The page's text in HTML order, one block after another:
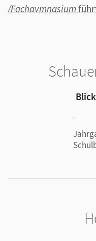
/Fachgymnasium
Schüler gezielt und
Der Weg zum
Das neue
gezielt auf die
trainieren mit